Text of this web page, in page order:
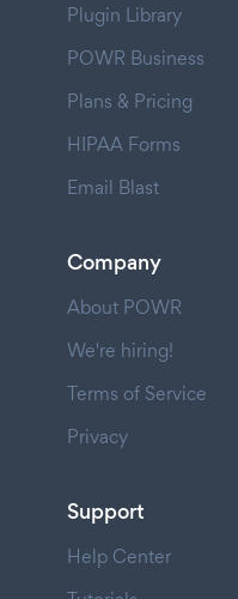
Plugin Library
POWR Business
Plans & Pricing
HIPAA Forms
Email Blast
Company
About POWR
We're hiring!
Terms of Service
Privacy
Support
Help Center